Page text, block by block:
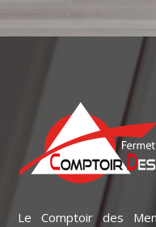
Le Comptoir des